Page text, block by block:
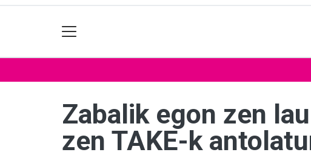
Zabalik egon zen
zen TAKE-k